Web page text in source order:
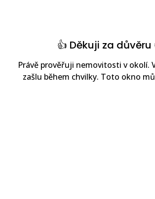
👍 Děkuji za důvěru
Právě prověřuji nemovitosti v okolí.
zašlu během chvilky. Toto okno